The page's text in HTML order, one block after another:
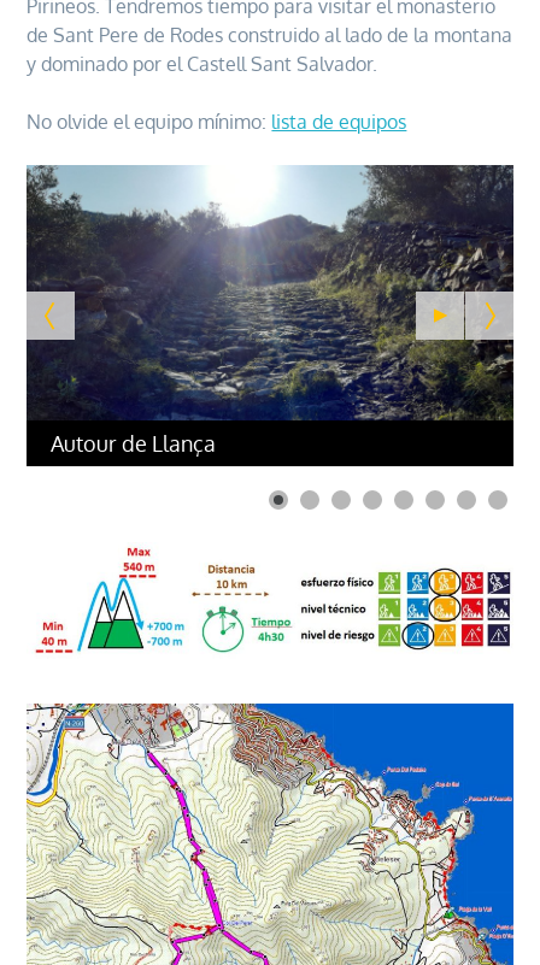
Pirineos. Tendremos tiempo para visitar el monasterio
de Sant Pere de Rodes construido al lado de la montana
y dominado por el Castell Sant Salvador.
No olvide el equipo mínimo: lista de equipos
Autour de Llança